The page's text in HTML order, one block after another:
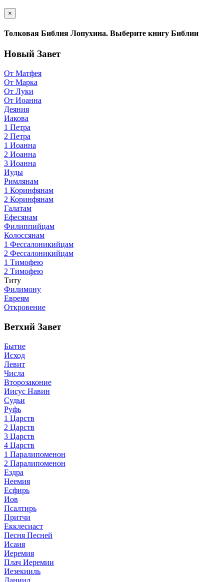
×
Толковая Библия Лопухина. Выберите книгу Библии
Новый Завет
От Матфея
От Марка
От Луки
От Иоанна
Деяния
Иакова
1 Петра
2 Петра
1 Иоанна
2 Иоанна
3 Иоанна
Иуды
Римлянам
1 Коринфянам
2 Коринфянам
Галатам
Ефесянам
Филиппийцам
Колоссянам
1 Фессалоникийцам
2 Фессалоникийцам
1 Тимофею
2 Тимофею
Титу
Филимону
Евреям
Откровение
Ветхий Завет
Бытие
Исход
Левит
Числа
Второзаконие
Иисус Навин
Судьи
Руфь
1 Царств
2 Царств
3 Царств
4 Царств
1 Паралипоменон
2 Паралипоменон
Ездра
Неемия
Есфирь
Иов
Псалтирь
Притчи
Екклесиаст
Песня Песней
Исаия
Иеремия
Плач Иеремии
Иезекииль
Даниил